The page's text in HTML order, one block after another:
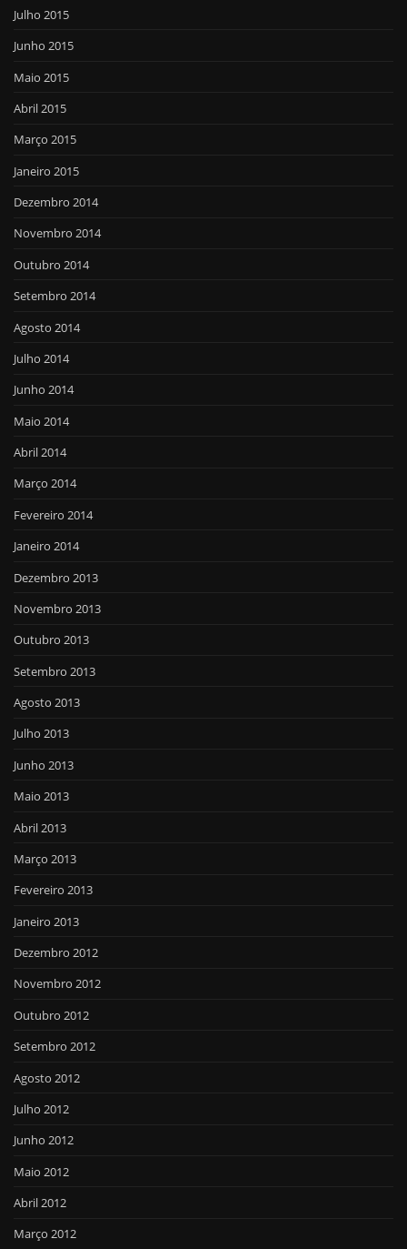
Julho 2015
Junho 2015
Maio 2015
Abril 2015
Março 2015
Janeiro 2015
Dezembro 2014
Novembro 2014
Outubro 2014
Setembro 2014
Agosto 2014
Julho 2014
Junho 2014
Maio 2014
Abril 2014
Março 2014
Fevereiro 2014
Janeiro 2014
Dezembro 2013
Novembro 2013
Outubro 2013
Setembro 2013
Agosto 2013
Julho 2013
Junho 2013
Maio 2013
Abril 2013
Março 2013
Fevereiro 2013
Janeiro 2013
Dezembro 2012
Novembro 2012
Outubro 2012
Setembro 2012
Agosto 2012
Julho 2012
Junho 2012
Maio 2012
Abril 2012
Março 2012